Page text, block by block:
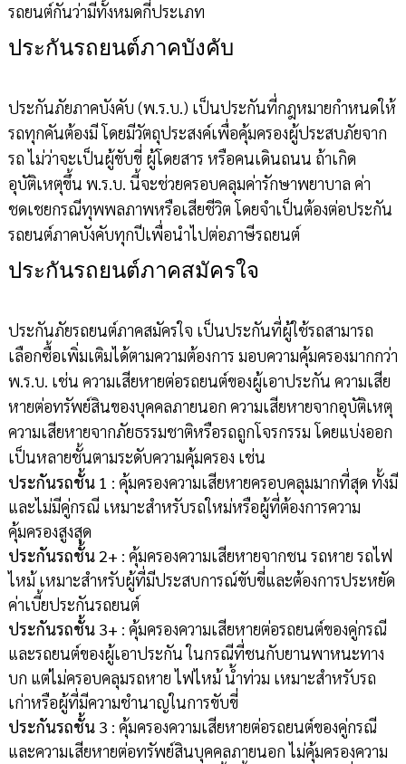
รถยนต์กันว่ามีทั้งหมดกี่ประเภท
ประกันรถยนต์ภาคบังคับ
ประกันภัยภาคบังคับ (พ.ร.บ.) เป็นประกันที่กฎหมายกำหนดให้
รถทุกคันต้องมี โดยมีวัตถุประสงค์เพื่อคุ้มครองผู้ประสบภัยจาก
รถ ไม่ว่าจะเป็นผู้ขับขี่ ผู้โดยสาร หรือคนเดินถนน ถ้าเกิด
อุบัติเหตุขึ้น พ.ร.บ. นี้จะช่วยครอบคลุมค่ารักษาพยาบาล ค่า
ชดเชยกรณีทุพพลภาพหรือเสียชีวิต โดยจำเป็นต้องต่อประกัน
รถยนต์ภาคบังคับทุกปีเพื่อนำไปต่อภาษีรถยนต์
ประกันรถยนต์ภาคสมัครใจ
ประกันภัยรถยนต์ภาคสมัครใจ เป็นประกันที่ผู้ใช้รถสามารถ
เลือกซื้อเพิ่มเติมได้ตามความต้องการ มอบความคุ้มครองมากกว่า
พ.ร.บ. เช่น ความเสียหายต่อรถยนต์ของผู้เอาประกัน ความเสีย
หายต่อทรัพย์สินของบุคคลภายนอก ความเสียหายจากอุบัติเหตุ
ความเสียหายจากภัยธรรมชาติหรือรถถูกโจรกรรม โดยแบ่งออก
เป็นหลายชั้นตามระดับความคุ้มครอง เช่น
ประกันรถชั้น 1 : คุ้มครองความเสียหายครอบคลุมมากที่สุด ทั้งมี
และไม่มีคู่กรณี เหมาะสำหรับรถใหม่หรือผู้ที่ต้องการความ
คุ้มครองสูงสุด
ประกันรถชั้น 2+ : คุ้มครองความเสียหายจากชน รถหาย รถไฟ
ไหม้ เหมาะสำหรับผู้ที่มีประสบการณ์ขับขี่และต้องการประหยัด
ค่าเบี้ยประกันรถยนต์
ประกันรถชั้น 3+ : คุ้มครองความเสียหายต่อรถยนต์ของคู่กรณี
และรถยนต์ของผู้เอาประกัน ในกรณีที่ชนกับยานพาหนะทาง
บก แต่ไม่ครอบคลุมรถหาย ไฟไหม้ น้ำท่วม เหมาะสำหรับรถ
เก่าหรือผู้ที่มีความชำนาญในการขับขี่
ประกันรถชั้น 3 : คุ้มครองความเสียหายต่อรถยนต์ของคู่กรณี
และความเสียหายต่อทรัพย์สินบุคคลภายนอก ไม่คุ้มครองความ